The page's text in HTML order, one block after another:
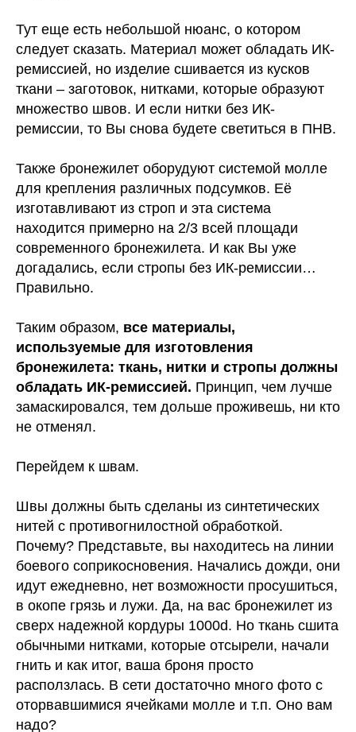
Тут еще есть небольшой нюанс, о котором
следует сказать. Материал может обладать ИК-
ремиссией, но изделие сшивается из кусков
ткани – заготовок, нитками, которые образуют
множество швов. И если нитки без ИК-
ремиссии, то Вы снова будете светиться в ПНВ.
Также бронежилет оборудуют системой молле
для крепления различных подсумков. Её
изготавливают из строп и эта система
находится примерно на 2/3 всей площади
современного бронежилета. И как Вы уже
догадались, если стропы без ИК-ремиссии…
Правильно.
Таким образом, все материалы,
используемые для изготовления
бронежилета: ткань, нитки и стропы должны
обладать ИК-ремиссией. Принцип, чем лучше
замаскировался, тем дольше проживешь, ни кто
не отменял.
Перейдем к швам.
Швы должны быть сделаны из синтетических
нитей с противогнилостной обработкой.
Почему? Представьте, вы находитесь на линии
боевого соприкосновения. Начались дожди, они
идут ежедневно, нет возможности просушиться,
в окопе грязь и лужи. Да, на вас бронежилет из
сверх надежной кордуры 1000d. Но ткань сшита
обычными нитками, которые отсырели, начали
гнить и как итог, ваша броня просто
расползлась. В сети достаточно много фото с
оторвавшимися ячейками молле и т.п. Оно вам
надо?